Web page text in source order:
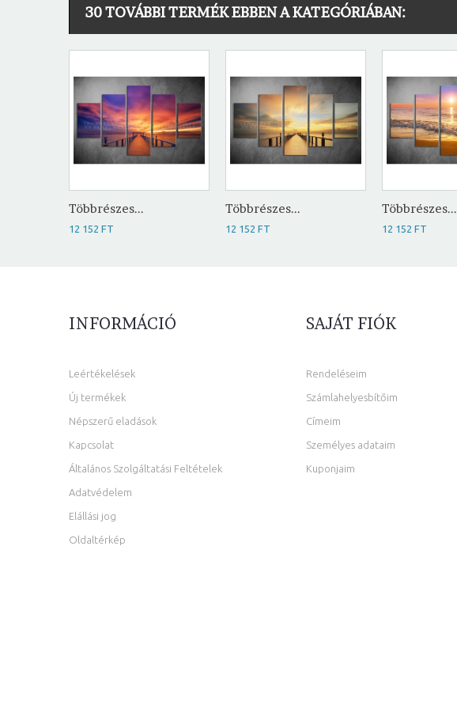
30 TOVÁBBI TERMÉK EBBEN A KATEGÓRIÁBAN:
Többrészes...
12 152 FT
Többrészes...
12 152 FT
Többrészes...
12 152 FT
INFORMÁCIÓ
Leértékelések
Új termékek
Népszerű eladások
Kapcsolat
Általános Szolgáltatási Feltételek
Adatvédelem
Elállási jog
Oldaltérkép
SAJÁT FIÓK
Rendeléseim
Számlahelyesbítőim
Címeim
Személyes adataim
Kuponjaim